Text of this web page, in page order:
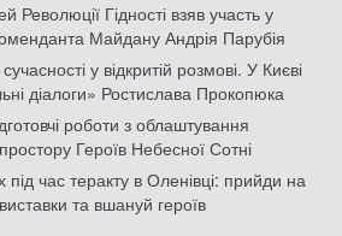
Революції Гідності взяв участь у
Майдану Андрія Парубія
у відкритій розмові. У Києві
діалоги» Ростислава Прокопюка
роботи з облаштування
Героїв Небесної Сотні
під час теракту в Оленівці: прийди на
та вшануй героїв